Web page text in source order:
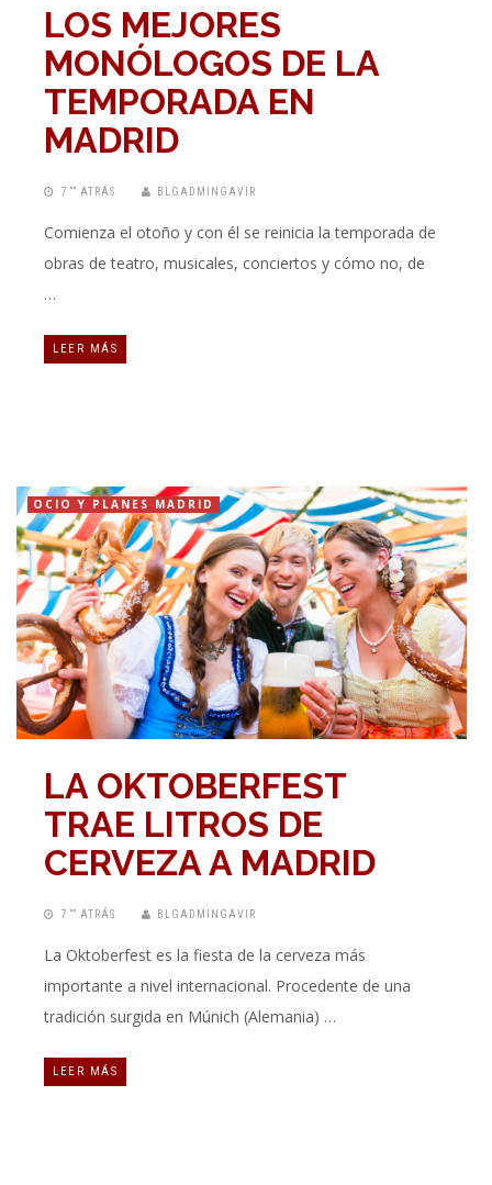
LOS MEJORES
MONÓLOGOS DE LA
TEMPORADA EN
MADRID
7 “” ATRÁS BLGADMINGAVIR
Comienza el otoño y con él se reinicia la temporada de
obras de teatro, musicales, conciertos y cómo no, de
…
LEER MÁS
OCIO Y PLANES MADRID
LA OKTOBERFEST
TRAE LITROS DE
CERVEZA A MADRID
7 “” ATRÁS BLGADMINGAVIR
La Oktoberfest es la fiesta de la cerveza más
importante a nivel internacional. Procedente de una
tradición surgida en Múnich (Alemania) …
LEER MÁS